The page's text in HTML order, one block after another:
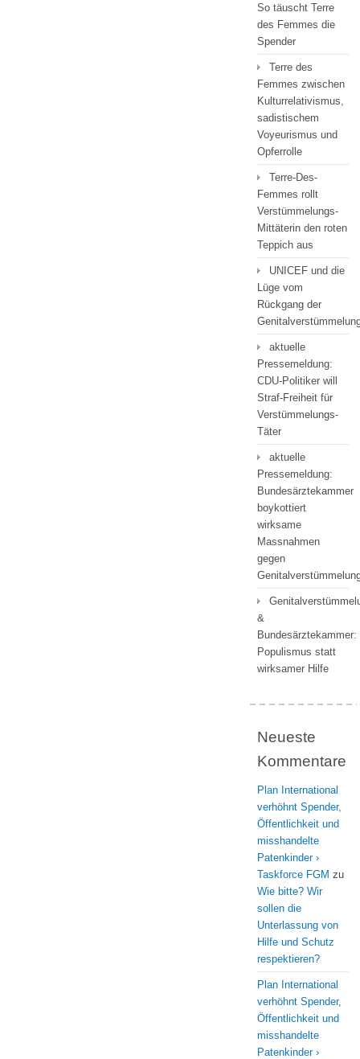
So täuscht Terre
des Femmes die
Spender
Terre des
Femmes zwischen
Kulturrelativismus,
sadistischem
Voyeurismus und
Opferrolle
Terre-Des-
Femmes rollt
Verstümmelungs-
Mittäterin den roten
Teppich aus
UNICEF und die
Lüge vom
Rückgang der
aktuelle
Pressemeldung:
CDU-Politiker will
Straf-Freiheit für
Verstümmelungs-
Täter
aktuelle
Pressemeldung:
Bundesärztekammer
boykottiert
wirksame
Massnahmen
gegen
&
Bundesärztekammer:
Populismus statt
wirksamer Hilfe
Neueste
Kommentare
Plan International
verhöhnt Spender,
Öffentlichkeit und
misshandelte
Patenkinder ›
Taskforce FGM zu
Wie bitte? Wir
sollen die
Unterlassung von
Hilfe und Schutz
respektieren?
Plan International
verhöhnt Spender,
Öffentlichkeit und
misshandelte
Patenkinder ›